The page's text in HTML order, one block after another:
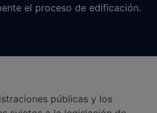
el proceso de edificación.
públicas y los